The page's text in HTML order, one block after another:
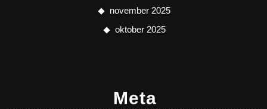
november 2025
oktober 2025
Meta